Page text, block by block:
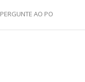
PERGUNTE AO PO